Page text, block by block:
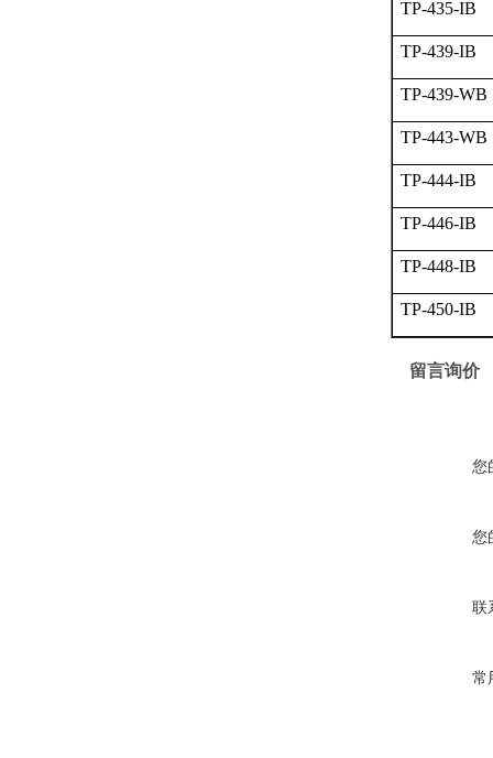
TP-435-IB
TP-439-IB
TP-439-WB
TP-443-WB
TP-444-IB
TP-446-IB
TP-448-IB
TP-450-IB
留言询价
您
您
联
常